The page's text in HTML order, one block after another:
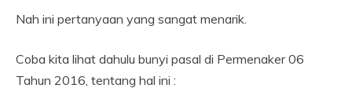
Nah ini pertanyaan yang sangat menarik.
Coba kita lihat dahulu bunyi pasal di Permenaker 06
Tahun 2016, tentang hal ini :